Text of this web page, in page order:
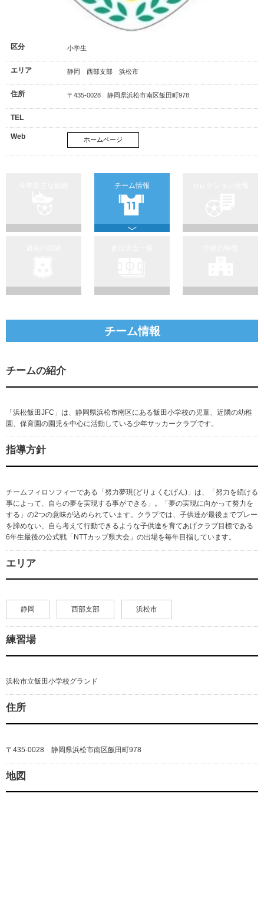
区分 小学生
エリア 静岡 西部支部 浜松市
住所 〒435-0028 静岡県浜松市南区飯田町978
TEL
Web ホームページ
チーム情報
チーム情報
チームの紹介
「浜松飯田JFC」は、静岡県浜松市南区にある飯田小学校の児童、近隣の幼稚
園、保育園の園児を中心に活動している少年サッカークラブです。
指導方針
チームフィロソフィーである「努力夢現(どりょくむげん)」は、「努力を続ける
事によって、自らの夢を実現する事ができる」。「夢の実現に向かって努力を
する」の2つの意味が込められています。クラブでは、子供達が最後までプレー
を諦めない、自ら考えて行動できるような子供達を育てあげクラブ目標である
6年生最後の公式戦「NTTカップ県大会」の出場を毎年目指しています。
エリア
静岡 西部支部 浜松市
練習場
浜松市立飯田小学校グランド
住所
〒435-0028 静岡県浜松市南区飯田町978
地図